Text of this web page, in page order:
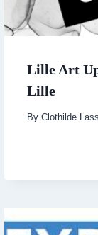
Lille Art
Lille
By Clothilde